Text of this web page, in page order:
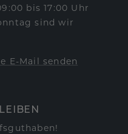
bis 17:00 Uhr
sind wir
E-Mail senden